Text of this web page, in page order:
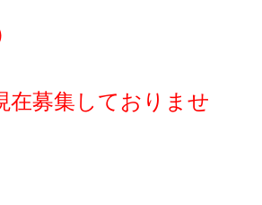
在募集しておりませ